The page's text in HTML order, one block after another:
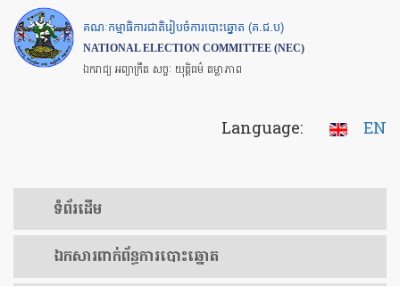
Skip
to
main
គណៈកម្មាធិការជាតិរៀបចំការបោះឆ្នោត (គ.ជ.ប)
NATIONAL ELECTION COMMITTEE (NEC)
ឯករាជ្យ អព្យាក្រឹត សច្ចៈ យុត្តិធម៌ តម្លាភាព
Language: EN
ទំព័រ​ដើម
ឯកសារ​ពាក់ព័ន្ធ​ការ​បោះឆ្នោត